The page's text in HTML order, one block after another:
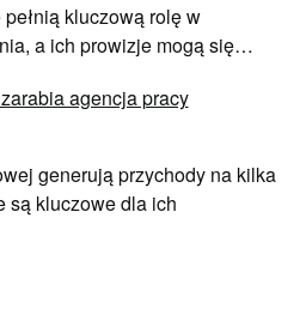
kluczową rolę w
a ich prowizje mogą się…
agencja pracy
generują przychody na kilka
są kluczowe dla ich